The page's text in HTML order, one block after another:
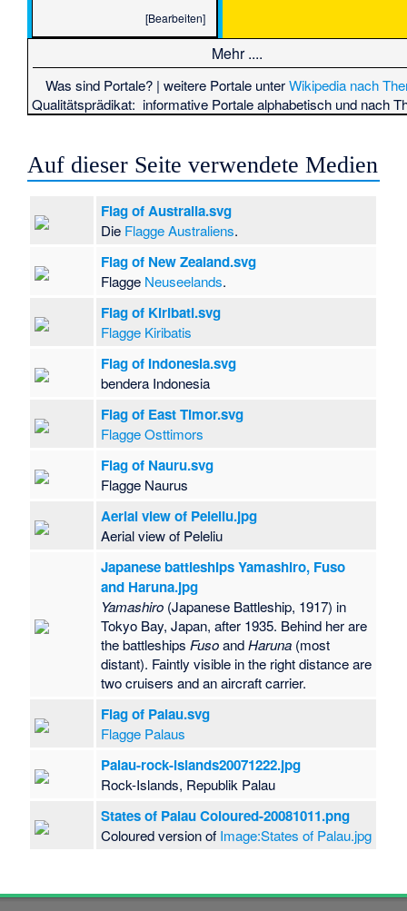
[Bearbeiten]
Mehr ....
Was sind Portale? | weitere Portale unterWikipedia nach
Qualitätsprädikat: informative Portalealphabetischund nach
Auf dieser Seite verwendete Medien
Flag of Australia.svg
Die Flagge Australiens.
Flag of New Zealand.svg
Flagge Neuseelands.
Flag of Kiribati.svg
Flagge Kiribatis
Flag of Indonesia.svg
bendera Indonesia
Flag of East Timor.svg
Flagge Osttimors
Flag of Nauru.svg
Flagge Naurus
Aerial view of Peleliu.jpg
Aerial view of Peleliu
Japanese battleships Yamashiro, Fuso
and Haruna.jpg
Yamashiro (Japanese Battleship, 1917) in
Tokyo Bay, Japan, after 1935. Behind her are
the battleships FusoandHaruna (most
distant). Faintly visible in the right distance are
two cruisers and an aircraft carrier.
Flag of Palau.svg
Flagge Palaus
Palau-rock-islands20071222.jpg
Rock-Islands, Republik Palau
States of Palau Coloured-20081011.png
Coloured version of Image:States of Palau.jpg